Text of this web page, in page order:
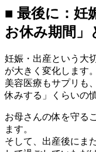
■ 最後に：妊
お休み期間」
妊娠・出産という大
が大きく変化します。
美容医療もサプリも
休みする」くらいの
お母さんの体を守る
ます。
そして、出産後にま